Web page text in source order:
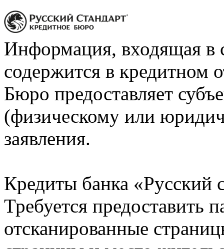
Информация, входящая в
содержится в кредитном
Бюро предоставляет
(физическому или
заявления.
Кредиты банка «Русский
Требуется предоставить
отсканированные